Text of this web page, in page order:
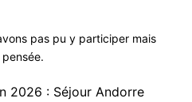
pas pu y participer mais
2026 : Séjour Andorre